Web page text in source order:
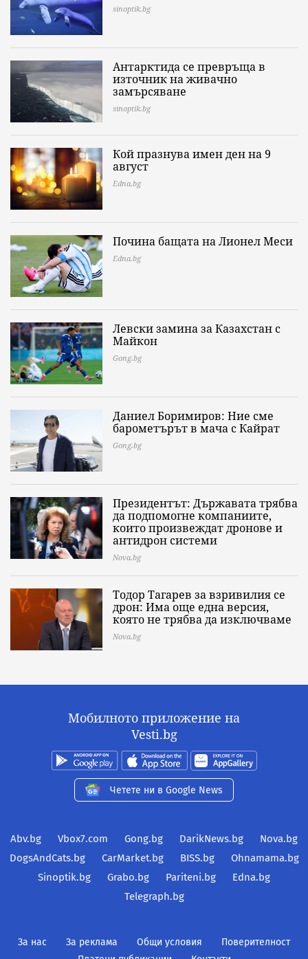
sinoptik.bg
Антарктида се превръща в
източник на живачно
замърсяване
sinoptik.bg
Кой празнува имен ден на 9
август
Edna.bg
Почина бащата на Лионел Меси
Edna.bg
Левски замина за Казахстан с
Майкон
Gong.bg
Даниел Боримиров: Ние сме
барометърът в мача с Кайрат
Gong.bg
Президентът: Държавата трябва
да подпомогне компаниите,
които произвеждат дронове и
антидрон системи
Nova.bg
Тодор Тагарев за взривилия се
дрон: Има още една версия,
която не трябва да изключваме
Nova.bg
Мобилното приложение на
Vesti.bg
Четете ни в Google News
Abv.bg Vbox7.com Gong.bg DarikNews.bg
Nova.bg
DogsAndCats.bg
CarMarket.bg BISS.bg
Ohnamama.bg
Sinoptik.bg
Grabo.bg Pariteni.bg
Edna.bg
Telegraph.bg
За нас За реклама Общи условия
Поверителност